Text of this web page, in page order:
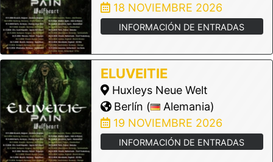
18 NOVIEMBRE 2026
INFORMACIÓN DE ENTRADAS
ELUVEITIE
Huxleys Neue Welt
Berlín (
Alemania)
19 NOVIEMBRE 2026
INFORMACIÓN DE ENTRADAS